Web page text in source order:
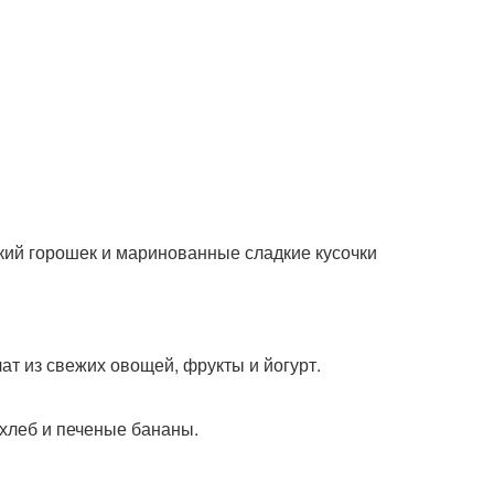
горошек и маринованные сладкие кусочки
из свежих овощей, фрукты и йогурт.
и печеные бананы.